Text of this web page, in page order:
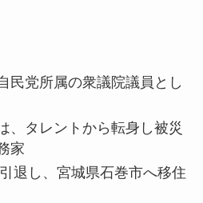
民党所属の衆議院議員とし
、タレントから転身し被災
家
退し、宮城県石巻市へ移住